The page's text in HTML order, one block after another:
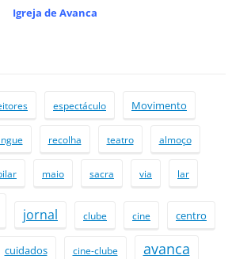
Igreja de Avanca
espectáculo Movimento
recolha teatro almoço
maio sacra via lar
jornal clube cine centro
cuidados cine-clube avanca